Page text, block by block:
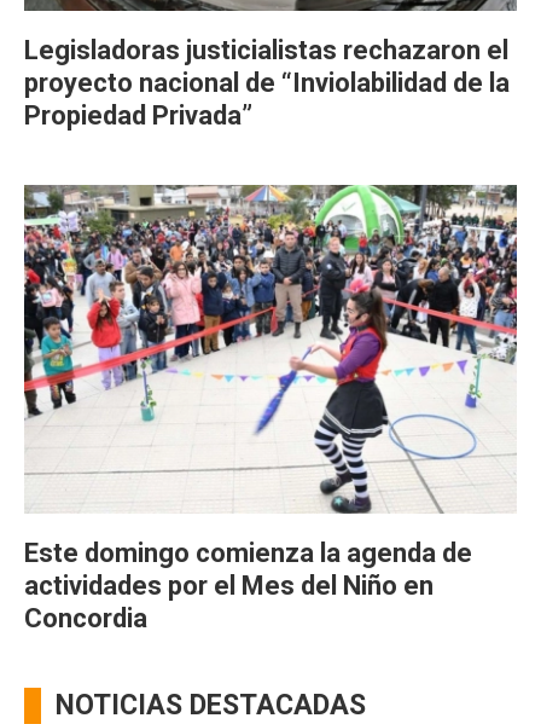
Legisladoras justicialistas rechazaron el
proyecto nacional de “Inviolabilidad de la
Propiedad Privada”
Este domingo comienza la agenda de
actividades por el Mes del Niño en
Concordia
NOTICIAS DESTACADAS